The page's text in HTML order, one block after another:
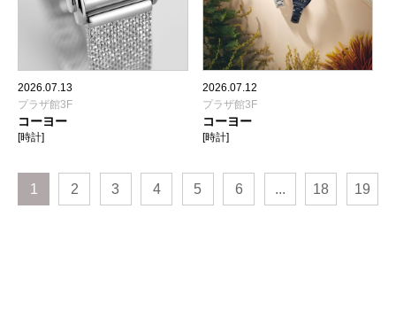
2026.07.13
プラザ館3F
コーヨー
[時計]
2026.07.12
プラザ館3F
コーヨー
[時計]
1 2 3 4 5 6 ... 18 19